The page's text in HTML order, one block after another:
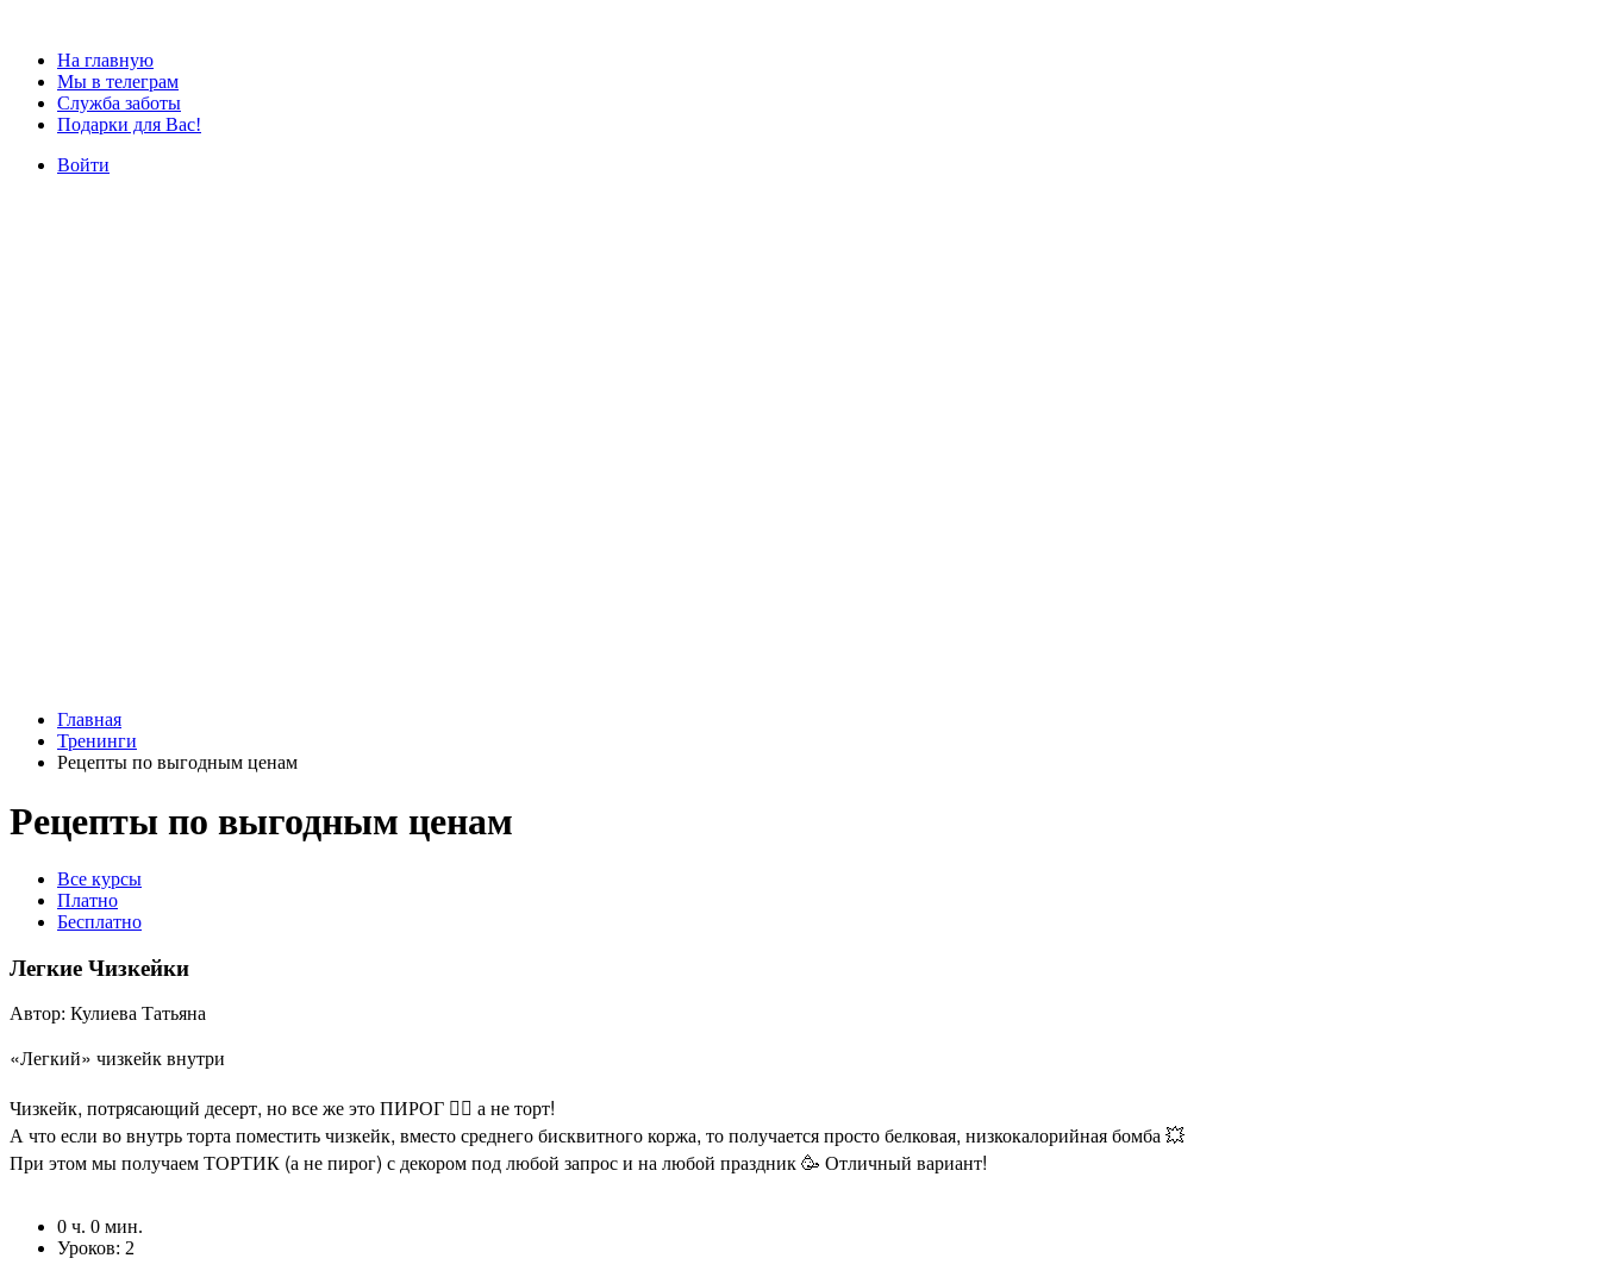
На главную
Мы в телеграм
Служба заботы
Подарки для Вас!
Войти
Главная
Тренинги
Рецепты по выгодным ценам
Рецепты по выгодным ценам
Все курсы
Платно
Бесплатно
Легкие Чизкейки
Автор: Кулиева Татьяна
«Легкий» чизкейк внутри
Чизкейк, потрясающий десерт, но все же это ПИРОГ 🤷‍♀️ а не торт!
А что если во внутрь торта поместить чизкейк, вместо среднего бисквитного коржа, то получается просто белковая, низкокалорийная бомба 💥
При этом мы получаем ТОРТИК (а не пирог) с декором под любой запрос и на любой праздник 🥳 Отличный вариант!
0 ч. 0 мин.
Уроков: 2